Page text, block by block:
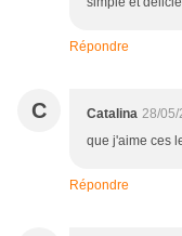
Répondre
C Catalina 28/05/
que j'aime ces
Répondre